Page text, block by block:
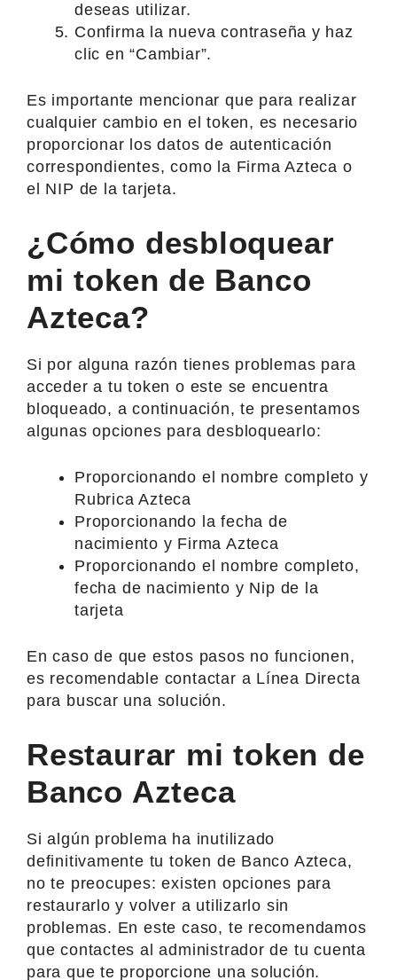
deseas utilizar.
Confirma la nueva contraseña y haz
clic en “Cambiar”.
Es importante mencionar que para realizar
cualquier cambio en el token, es necesario
proporcionar los datos de autenticación
correspondientes, como la Firma Azteca o
el NIP de la tarjeta.
¿Cómo desbloquear
mi token de Banco
Azteca?
Si por alguna razón tienes problemas para
acceder a tu token o este se encuentra
bloqueado, a continuación, te presentamos
algunas opciones para desbloquearlo:
Proporcionando el nombre completo y
Rubrica Azteca
Proporcionando la fecha de
nacimiento y Firma Azteca
Proporcionando el nombre completo,
fecha de nacimiento y Nip de la
tarjeta
En caso de que estos pasos no funcionen,
es recomendable contactar a Línea Directa
para buscar una solución.
Restaurar mi token de
Banco Azteca
Si algún problema ha inutilizado
definitivamente tu token de Banco Azteca,
no te preocupes: existen opciones para
restaurarlo y volver a utilizarlo sin
problemas. En este caso, te recomendamos
que contactes al administrador de tu cuenta
para que te proporcione una solución.